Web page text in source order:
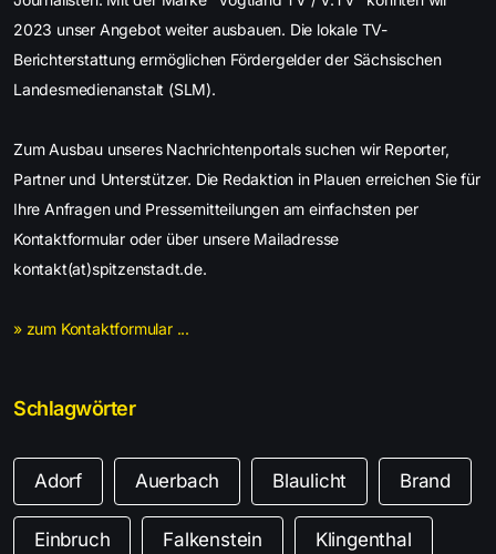
2023 unser Angebot weiter ausbauen. Die lokale TV-
Berichterstattung ermöglichen Fördergelder der Sächsischen
Landesmedienanstalt (SLM).
Zum Ausbau unseres Nachrichtenportals suchen wir Reporter,
Partner und Unterstützer. Die Redaktion in Plauen erreichen Sie für
Ihre Anfragen und Pressemitteilungen am einfachsten per
Kontaktformular oder über unsere Mailadresse
kontakt(at)spitzenstadt.de.
» zum Kontaktformular ...
Schlagwörter
Adorf Auerbach Blaulicht Brand
Einbruch Falkenstein Klingenthal